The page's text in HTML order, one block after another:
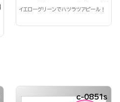
イエローグリーンでハツラツアピール！
c-0851s